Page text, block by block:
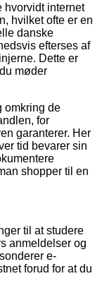
hvorvidt internet
hvilket ofte er en
danske
efterses af
Dette er
møder
omkring de
for
garanterer. Her
tid bevarer sin
shopper til en
til at studere
anmeldelser og
e-
forud for at du